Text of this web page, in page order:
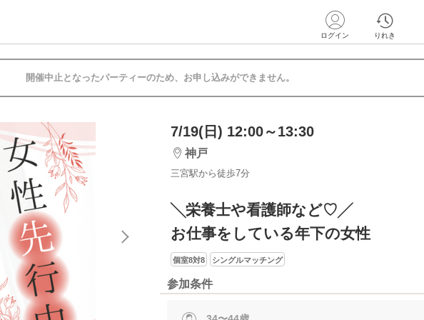
ログイン りれき
開催中止となったパーティーのため、お申し込みができません。
7/19(日) 12:00～13:30
神戸
三宮駅から徒歩7分
╲栄養士や看護師など♡╱
お仕事をしている年下の女性
個室8対8 シングルマッチング
参加条件